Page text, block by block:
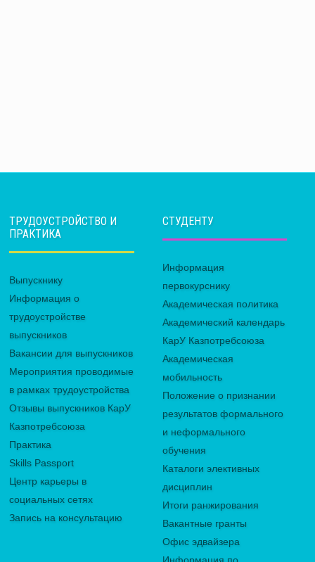
ТРУДОУСТРОЙСТВО И
ПРАКТИКА
Выпускнику
Информация о
трудоустройстве
выпускников
Вакансии для выпускников
Мероприятия проводимые
в рамках трудоустройства
Отзывы выпускников КарУ
Казпотребсоюза
Практика
Skills Passport
Центр карьеры в
социальных сетях
Запись на консультацию
СТУДЕНТУ
Информация
первокурснику
Академическая политика
Академический календарь
КарУ Казпотребсоюза
Академическая
мобильность
Положение о признании
результатов формального
и неформального
обучения
Каталоги элективных
дисциплин
Итоги ранжирования
Вакантные гранты
Офис эдвайзера